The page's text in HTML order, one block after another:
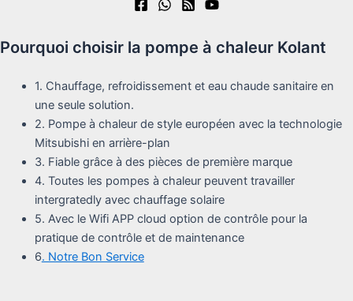
Pourquoi choisir la pompe à chaleur Kolant
1. Chauffage, refroidissement et eau chaude sanitaire en
une seule solution.
2. Pompe à chaleur de style européen avec la technologie
Mitsubishi en arrière-plan
3. Fiable grâce à des pièces de première marque
4. Toutes les pompes à chaleur peuvent travailler
intergratedly avec chauffage solaire
5. Avec le Wifi APP cloud option de contrôle pour la
pratique de contrôle et de maintenance
6. Notre Bon Service